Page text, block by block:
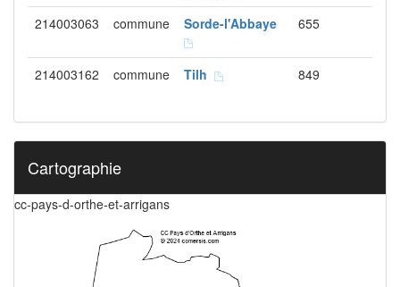
214003063 commune Sorde-l'Abbaye 655
214003162 commune Tilh 849
Cartographie
cc-pays-d-orthe-et-arrigans